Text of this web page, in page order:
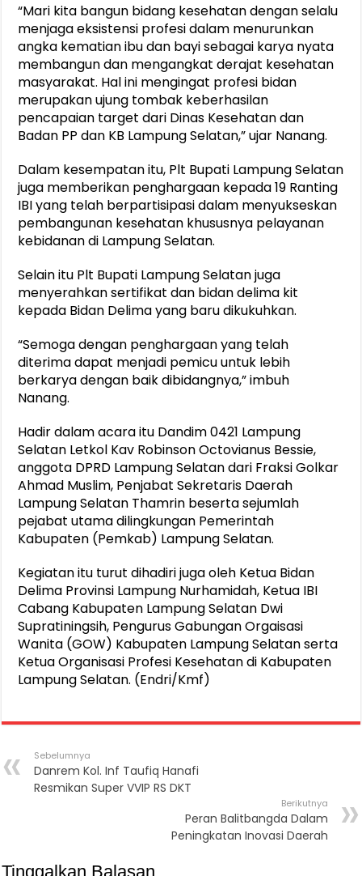
“Mari kita bangun bidang kesehatan dengan selalu
menjaga eksistensi profesi dalam menurunkan
angka kematian ibu dan bayi sebagai karya nyata
membangun dan mengangkat derajat kesehatan
masyarakat. Hal ini mengingat profesi bidan
merupakan ujung tombak keberhasilan
pencapaian target dari Dinas Kesehatan dan
Badan PP dan KB Lampung Selatan,” ujar Nanang.
Dalam kesempatan itu, Plt Bupati Lampung Selatan
juga memberikan penghargaan kepada 19 Ranting
IBI yang telah berpartisipasi dalam menyukseskan
pembangunan kesehatan khususnya pelayanan
kebidanan di Lampung Selatan.
Selain itu Plt Bupati Lampung Selatan juga
menyerahkan sertifikat dan bidan delima kit
kepada Bidan Delima yang baru dikukuhkan.
“Semoga dengan penghargaan yang telah
diterima dapat menjadi pemicu untuk lebih
berkarya dengan baik dibidangnya,” imbuh
Nanang.
Hadir dalam acara itu Dandim 0421 Lampung
Selatan Letkol Kav Robinson Octovianus Bessie,
anggota DPRD Lampung Selatan dari Fraksi Golkar
Ahmad Muslim, Penjabat Sekretaris Daerah
Lampung Selatan Thamrin beserta sejumlah
pejabat utama dilingkungan Pemerintah
Kabupaten (Pemkab) Lampung Selatan.
Kegiatan itu turut dihadiri juga oleh Ketua Bidan
Delima Provinsi Lampung Nurhamidah, Ketua IBI
Cabang Kabupaten Lampung Selatan Dwi
Supratiningsih, Pengurus Gabungan Orgaisasi
Wanita (GOW) Kabupaten Lampung Selatan serta
Ketua Organisasi Profesi Kesehatan di Kabupaten
Lampung Selatan. (Endri/Kmf)
Sebelumnya
Danrem Kol. Inf Taufiq Hanafi
Resmikan Super VVIP RS DKT
Berikutnya
Peran Balitbangda Dalam
Peningkatan Inovasi Daerah
Tinggalkan Balasan